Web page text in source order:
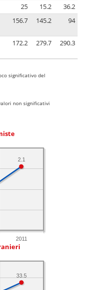
25 15.2
36.2
156.7 145.2 94
172.2 279.7 290.3
significativo del
non significativi
2011
2.1
33.5